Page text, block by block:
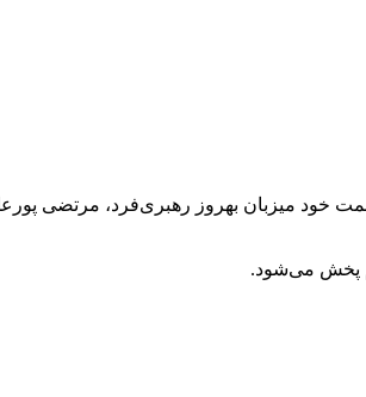
در ششمین قسمت خود میزبان بهروز